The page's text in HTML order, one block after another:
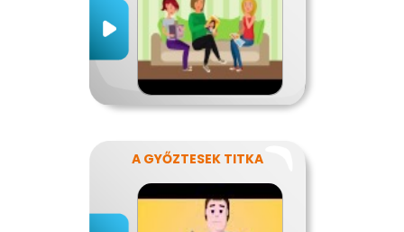
A GYŐZTESEK TITKA